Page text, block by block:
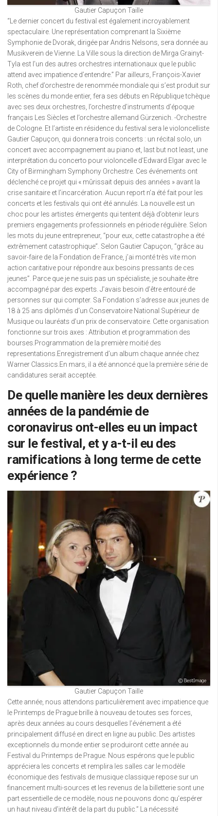
Gautier Capuçon Taille
“Le dernier concert du festival est également incroyablement
spectaculaire. Une représentation comprenant la Sixième
Symphonie de Dvorak, dirigée par Andris Nelsons, sera donnée au
Musikverein de Vienne. La Ville sous la direction de Mirga Grainyt-
Tyla est l’un des autres orchestres internationaux que le public
attend avec impatience d’entendre.” Par ailleurs, François-Xavier
Roth, chef d’orchestre de renommée mondiale qui s’est produit sur
les scènes du monde entier, fera ses débuts en République tchèque
avec ses deux orchestres, l’orchestre d’instruments d’époque
français Les Siècles et l’orchestre allemand Gürzenich. -Orchestre
de Cologne. Et l’artiste en résidence du festival sera le violoncelliste
Gautier Capuçon, qui donnera trois concerts : un récital solo, un
concert avec accompagnement au piano et, last but not least, une
interprétation du concerto pour violoncelle d’Edward Elgar avec le
City of Birmingham Symphony Orchestre. Ces événements ont
déclenché ce projet qui « mûrissait depuis des années » avant la
crise sanitaire et l’incarcération. Aucun report n’a été fait pour les
concerts et les festivals qui ont été annulés. La nouvelle est un
choc pour les artistes émergents qui tentent déjà d’obtenir leurs
premiers engagements professionnels en période régulière. Selon
les mots du jeune entrepreneur, “pour eux, cette catastrophe a été
extrêmement catastrophique”. Selon Gautier Capuçon, “grâce au
savoir-faire de la Fondation de France, j’ai monté très vite mon
action caritative pour répondre aux besoins pressants de ces
jeunes”. Parce que je ne suis pas un spécialiste, je souhaite être
accompagné par des experts. J’avais besoin d’être entouré de
personnes sur qui compter. Sa Fondation s’adresse aux jeunes de
18 à 25 ans diplômés d’un Conservatoire National Supérieur de
Musique ou lauréats d’un prix de conservatoire. Cette organisation
fonctionne sur trois axes : Attribution et programmation des
bourses.Programmation de la première moitié des
representations.Enregistrement d’un album chaque année chez
Warner Classics.En mars, il a été annoncé que la première série de
candidatures serait acceptée.
De quelle manière les deux dernières
années de la pandémie de
coronavirus ont-elles eu un impact
sur le festival, et y a-t-il eu des
ramifications à long terme de cette
expérience ?
Gautier Capuçon Taille
Cette année, nous attendons particulièrement avec impatience que
le Printemps de Prague brille à nouveau de toutes ses forces,
après deux années au cours desquelles l’événement a été
principalement diffusé en direct en ligne au public. Des artistes
exceptionnels du monde entier se produiront cette année au
Festival du Printemps de Prague. Nous espérons que le public
appréciera les concerts et remplira les salles car le modèle
économique des festivals de musique classique repose sur un
financement multi-sources et les revenus de la billetterie sont une
part essentielle de ce modèle, nous ne pouvons donc qu’espérer
un haut niveau d’intérêt de la part du public.” La nécessité